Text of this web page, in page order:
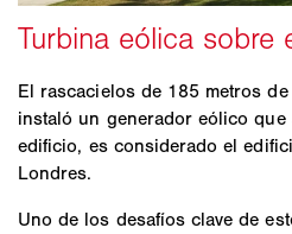
El rascacielos de 185 metros
instaló un generador eólico
edificio, es considerado el
Londres.
Uno de los desafíos clave de